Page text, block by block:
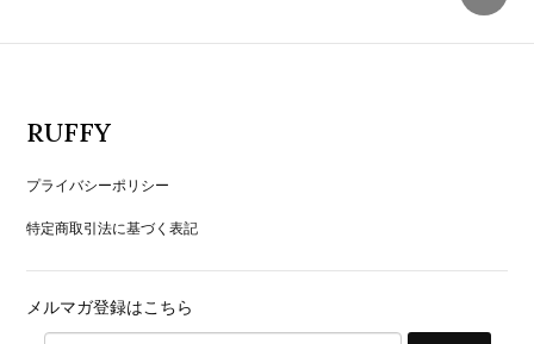
RUFFY
プライバシーポリシー
特定商取引法に基づく表記
メルマガ登録はこちら